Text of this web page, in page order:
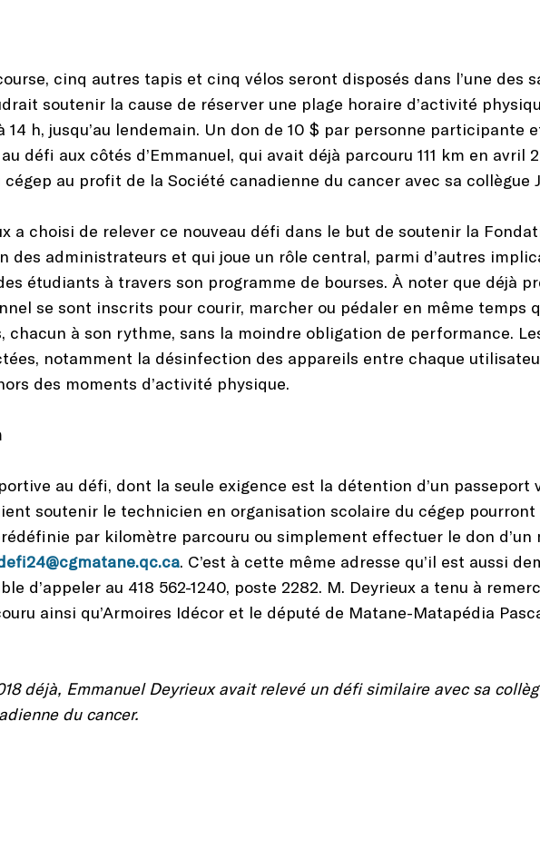
cinq autres tapis et cinq vélos seront disposés dans l’une des
soutenir la cause de réserver une plage horaire d’activité
14 h, jusqu’au lendemain. Un don de 10 $ par personne participante
défi aux côtés d’Emmanuel, qui avait déjà parcouru 111 km en avril
au profit de la Société canadienne du cancer avec sa collègue
a choisi de relever ce nouveau défi dans le but de soutenir la
des administrateurs et qui joue un rôle central, parmi d’autres
étudiants à travers son programme de bourses. À noter que déjà
se sont inscrits pour courir, marcher ou pédaler en même temps
chacun à son rythme, sans la moindre obligation de performance.
notamment la désinfection des appareils entre chaque
des moments d’activité physique.
au défi, dont la seule exigence est la détention d’un passeport
soutenir le technicien en organisation scolaire du cégep pourront
par kilomètre parcouru ou simplement effectuer le don
. C’est à cette même adresse qu’il est aussi
d’appeler au 418 562-1240, poste 2282. M. Deyrieux a tenu à
ainsi qu’Armoires Idécor et le député de Matane-Matapédia
déjà, Emmanuel Deyrieux avait relevé un défi similaire avec sa
du cancer.